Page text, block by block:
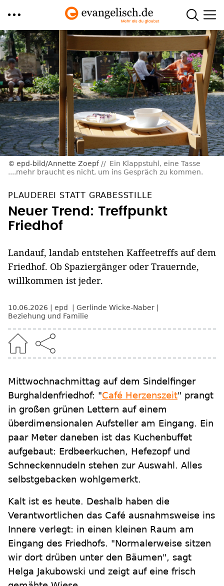
Direkt
zum
Inhalt
epd-bild/Annette Zoepf
Ein Klappstuhl, eine Tasse
....mehr braucht es nicht, um ins Gespräch zu kommen.
PLAUDEREI STATT GRABESSTILLE
Neuer Trend: Treffpunkt
Friedhof
Landauf, landab entstehen Kaffeetreffs auf dem
Friedhof. Ob Spaziergänger oder Trauernde,
willkommen ist jeder.
10.06.2026 epd
Gerlinde Wicke-Naber
Beziehung und Familie
Mittwochnachmittag auf dem Sindelfinger
Burghaldenfriedhof: "Café Herzenszeit" prangt
in großen grünen Lettern auf einem
überdimensionalen Aufsteller am Eingang. Ein
paar Meter daneben ist das Kuchenbuffet
aufgebaut: Erdbeerkuchen, Hefezopf und
Schneckennudeln stehen zur Auswahl. Alles
selbstgebacken wohlgemerkt.
Kalt ist es heute. Deshalb haben die
Verantwortlichen das Café ausnahmsweise ins
Innere verlegt: in einen kleinen Raum am
Eingang des Friedhofs. "Normalerweise sitzen
wir dort drüben unter den Bäumen", sagt
Helga Jakubowski und zeigt auf eine frisch